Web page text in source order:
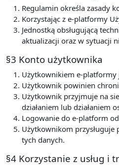
Regulamin określa zasady
Korzystając z e-platformy
Jednostką obsługującą
aktualizacji oraz w sytuacji
§3 Konto użytkownika
Użytkownikiem e-platformy
Użytkownik powinien
Użytkownik przyjmuje na
działaniem lub działaniem
Logowanie do e-platform
Użytkownikom przysługuje
tych danych.
§4 Korzystanie z usług i